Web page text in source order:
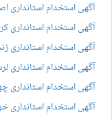
آگهی استخدام استانداری
آگهی استخدام استانداری
آگهی استخدام استانداری
آگهی استخدام استانداری
آگهی استخدام استانداری
آگهی استخدام استانداری